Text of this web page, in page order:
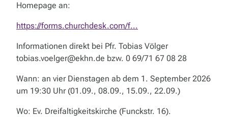
Homepage an:
https://forms.churchdesk.com/f...
Informationen direkt bei Pfr. Tobias Völger
tobias.voelger@ekhn.de bzw. 0 69/71 67 08 28
Wann: an vier Dienstagen ab dem 1. September 2026
um 19:30 Uhr (01.09., 08.09., 15.09., 22.09.)
Wo: Ev. Dreifaltigkeitskirche (Funckstr. 16).